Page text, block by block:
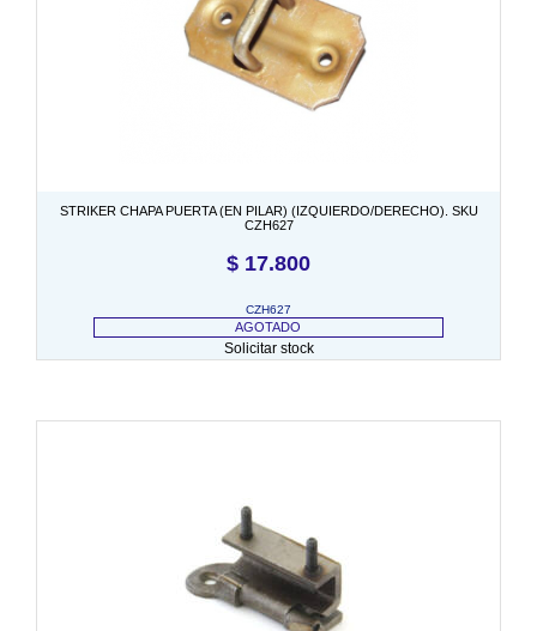
STRIKER CHAPA PUERTA (EN PILAR) (IZQUIERDO/DERECHO). SKU
CZH627
$ 17.800
CZH627
AGOTADO
Solicitar stock